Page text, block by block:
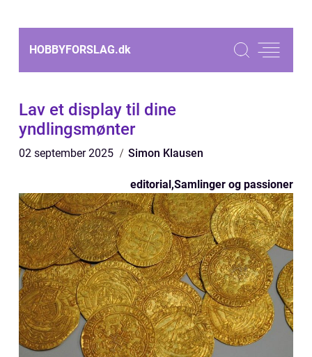
HOBBYFORSLAG.dk
Lav et display til dine
yndlingsmønter
02 september 2025 Simon Klausen
editorial,Samlinger og passioner